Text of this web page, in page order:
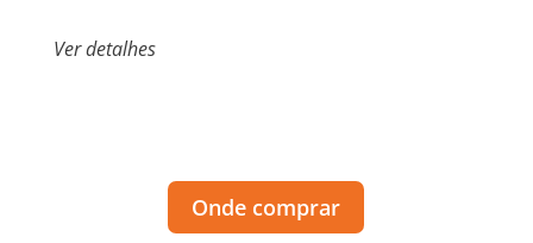
Ver detalhes
Onde comprar